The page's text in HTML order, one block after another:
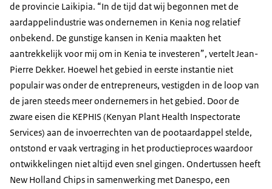
de provincie Laikipia. “In de tijd dat wij begonnen met de
aardappelindustrie was ondernemen in Kenia nog relatief
onbekend. De gunstige kansen in Kenia maakten het
aantrekkelijk voor mij om in Kenia te investeren”, vertelt Jean-
Pierre Dekker. Hoewel het gebied in eerste instantie niet
populair was onder de entrepreneurs, vestigden in de loop van
de jaren steeds meer ondernemers in het gebied. Door de
zware eisen die KEPHIS (Kenyan Plant Health Inspectorate
Services) aan de invoerrechten van de pootaardappel stelde,
ontstond er vaak vertraging in het productieproces waardoor
ontwikkelingen niet altijd even snel gingen. Ondertussen heeft
New Holland Chips in samenwerking met Danespo, een